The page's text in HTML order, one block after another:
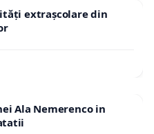
extrașcolare din
Ala Nemerenco in